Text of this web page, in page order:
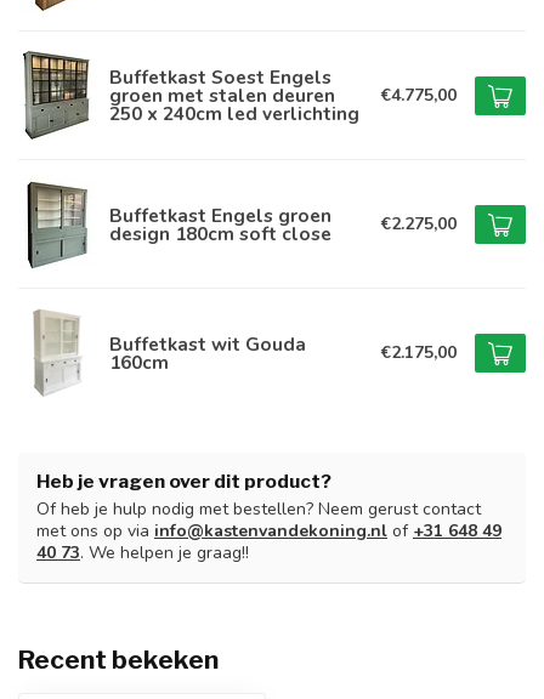
Buffetkast Soest Engels
groen met stalen deuren
250 x 240cm led verlichting
€4.775,00
Buffetkast Engels groen
design 180cm soft close €2.275,00
Buffetkast wit Gouda
160cm €2.175,00
Heb je vragen over dit product?
Of heb je hulp nodig met bestellen? Neem gerust contact
met ons op via info@kastenvandekoning.nl of +31 648 49
40 73. We helpen je graag!!
Recent bekeken